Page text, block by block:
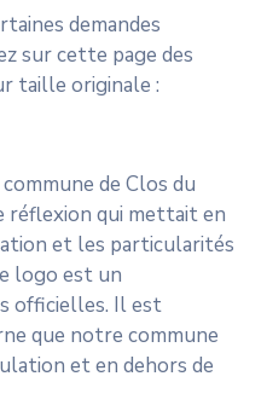
demandes
sur cette page des
taille originale :
de Clos du
réflexion qui mettait en
et les particularités
logo est un
officielles. Il est
que notre commune
et en dehors de